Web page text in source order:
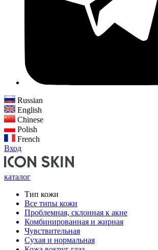
Russian
English
Chinese
Polish
French
Вход
каталог
Тип кожи
Все типы кожи
Проблемная, склонная к акне
Комбинированная и жирная
Чувствительная
Сухая и нормальная